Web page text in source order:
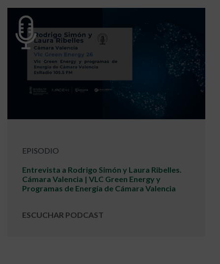
EPISODIO
Entrevista a Rodrigo Simón y Laura Ribelles.
Cámara Valencia | VLC Green Energy y
Programas de Energía de Cámara Valencia
ESCUCHAR PODCAST